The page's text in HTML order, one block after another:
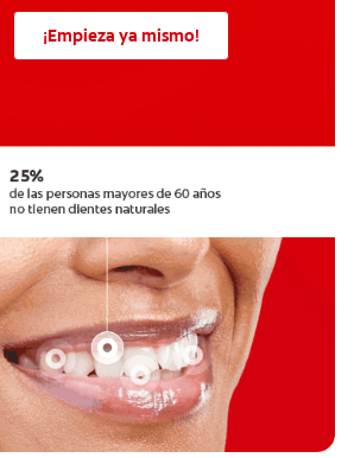
¡Empieza ya mismo!